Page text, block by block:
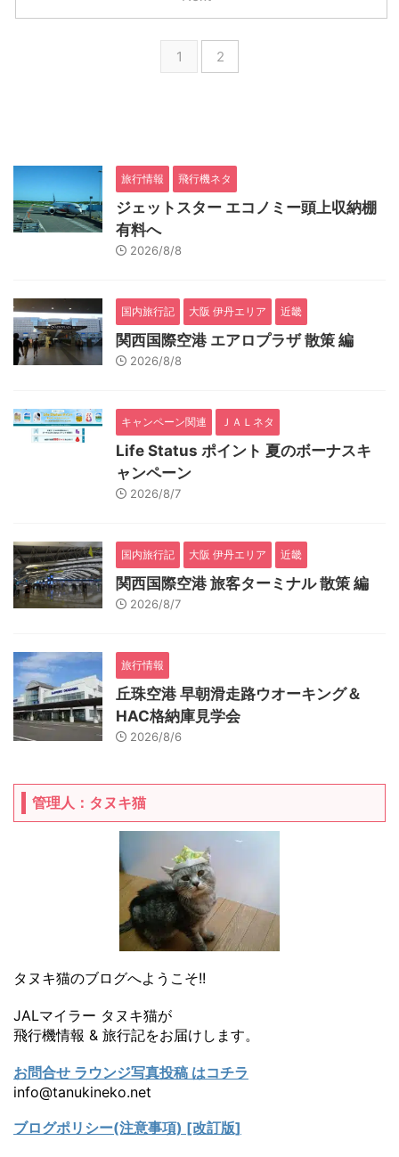
1 2
旅行情報 飛行機ネタ
ジェットスター エコノミー頭上収納棚
有料へ
2026/8/8
国内旅行記 大阪 伊丹エリア 近畿
関西国際空港 エアロプラザ 散策 編
2026/8/8
キャンペーン関連 ＪＡＬネタ
Life Status ポイント 夏のボーナスキ
ャンペーン
2026/8/7
国内旅行記 大阪 伊丹エリア 近畿
関西国際空港 旅客ターミナル 散策 編
2026/8/7
旅行情報
丘珠空港 早朝滑走路ウオーキング＆
HAC格納庫見学会
2026/8/6
管理人：タヌキ猫
タヌキ猫のブログへようこそ!!
JALマイラー タヌキ猫が
飛行機情報 & 旅行記をお届けします。
お問合せ ラウンジ写真投稿 はコチラ
info@tanukineko.net
ブログポリシー(注意事項) [改訂版]